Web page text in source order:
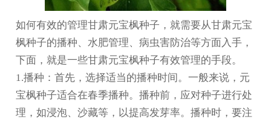
如何有效的管理甘肃元宝枫种子 ，就需要从甘肃元宝
枫种子的播种、水肥管理、病虫害防治等方面入手，
下面，就是一些甘肃元宝枫种子有效管理的手段。
1.播种：首先，选择适当的播种时间。一般来说，元
宝枫种子适合在春季播种。播种前，应对种子进行处
理，如浸泡、沙藏等，以提高发芽率。播种时，要注